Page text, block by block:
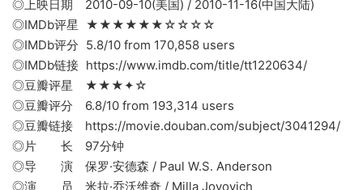
◎上映日期 2010-09-10(美国) / 2010-11-16(中国大陆)
◎IMDb评星 ★★★★★★☆☆☆☆
◎IMDb评分 5.8/10 from 170,858 users
◎IMDb链接 https://www.imdb.com/title/tt1220634/
◎豆瓣评星 ★★★✦☆
◎豆瓣评分 6.8/10 from 193,314 users
◎豆瓣链接 https://movie.douban.com/subject/3041294/
◎片 长 97分钟
◎导 演 保罗·安德森 / Paul W.S. Anderson
◎演 员 米拉·乔沃维奇 / Milla Jovovich